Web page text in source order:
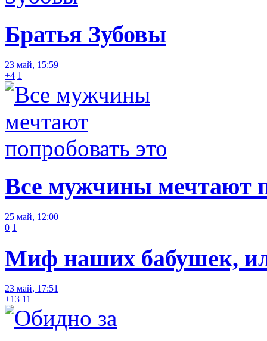
Братья Зубовы
23 май, 15:59
+4 1
Все мужчины мечтают
25 май, 12:00
0 1
Миф наших бабушек,
23 май, 17:51
+13 11